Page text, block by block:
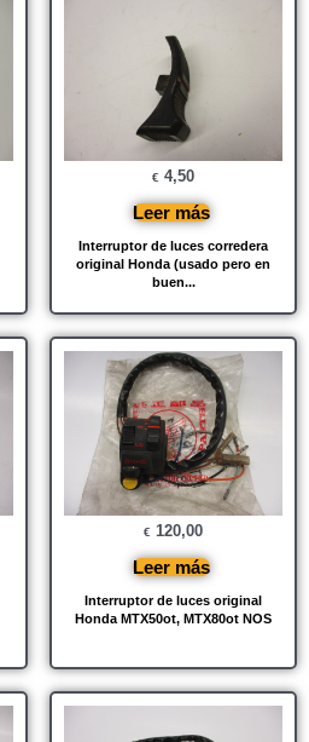
Interruptor de luces corredera
original Honda (usado pero en
buen...
€ 4,50
Leer más
Interruptor de luces original
Honda MTX50ot, MTX80ot NOS
€ 120,00
Leer más